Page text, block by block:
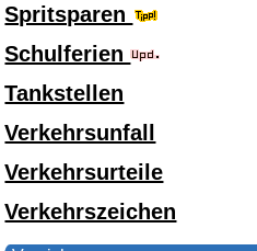
Spritsparen
Schulferien
Tankstellen
Verkehrsunfall
Verkehrsurteile
Verkehrszeichen